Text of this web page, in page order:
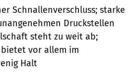
Schnallenverschluss; starke
Druckstellen
steht zu weit ab;
vor allem im
Halt